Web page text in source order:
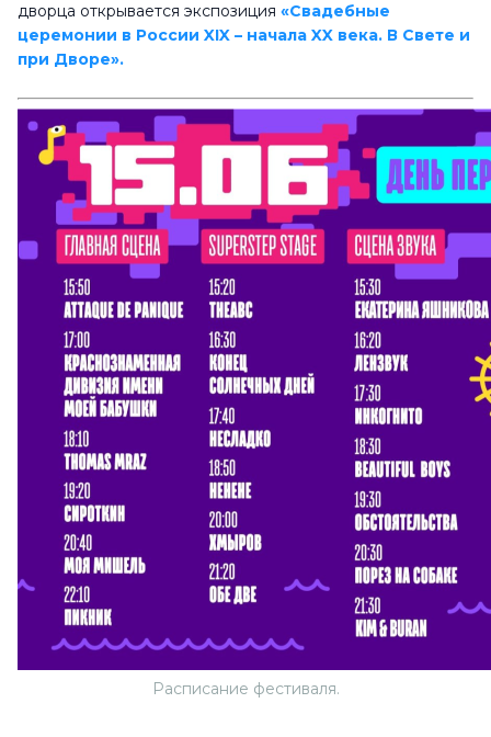
дворца открывается экспозиция «Свадебные
церемонии в России XIX – начала XX века. В Свете и
при Дворе».
Расписание фестиваля.